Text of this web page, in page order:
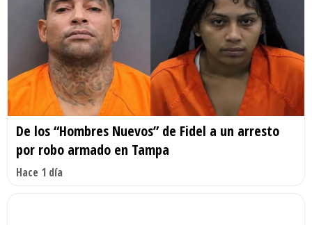
De los “Hombres Nuevos” de Fidel a un arresto
por robo armado en Tampa
Hace 1 día